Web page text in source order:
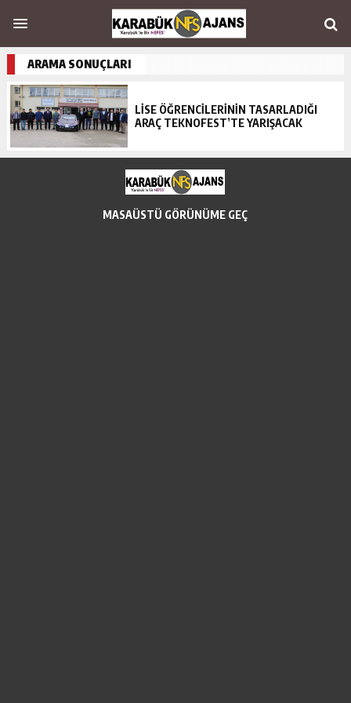
ARAMA SONUÇLARI
LİSE ÖĞRENCİLERİNİN TASARLADIĞI
ARAÇ TEKNOFEST’TE YARIŞACAK
MASAÜSTÜ GÖRÜNÜME GEÇ